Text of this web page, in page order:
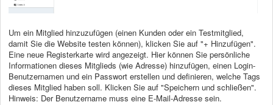
Um ein Mitglied hinzuzufügen (einen Kunden oder ein Testmitglied,
damit Sie die Website testen können), klicken Sie auf "+ Hinzufügen".
Eine neue Registerkarte wird angezeigt. Hier können Sie persönliche
Informationen dieses Mitglieds (wie Adresse) hinzufügen, einen Login-
Benutzernamen und ein Passwort erstellen und definieren, welche Tags
dieses Mitglied haben soll. Klicken Sie auf "Speichern und schließen".
Hinweis: Der Benutzername muss eine E-Mail-Adresse sein.